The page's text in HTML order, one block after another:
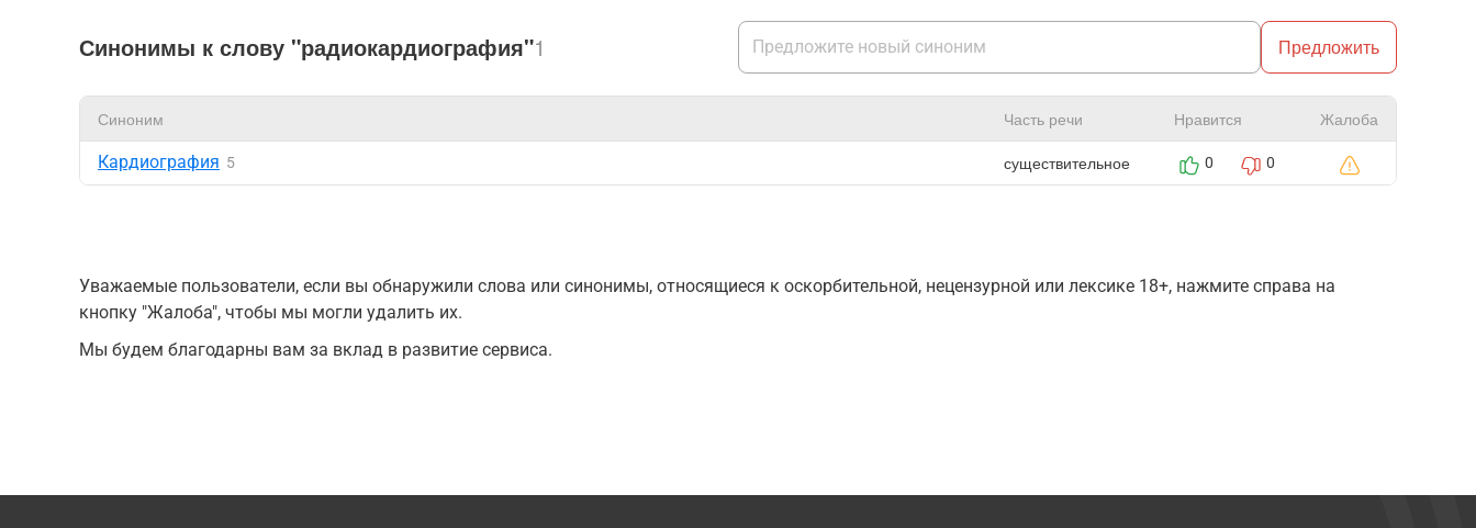
Синонимы к слову "радиокардиография"1 Предложить
Синоним Часть речи Нравится Жалоба
Кардиография 5 существительное 0 0
Уважаемые пользователи, если вы обнаружили слова или синонимы, относящиеся к оскорбительной, нецензурной или лексике 18+, нажмите справа на
кнопку "Жалоба", чтобы мы могли удалить их.
Мы будем благодарны вам за вклад в развитие сервиса.